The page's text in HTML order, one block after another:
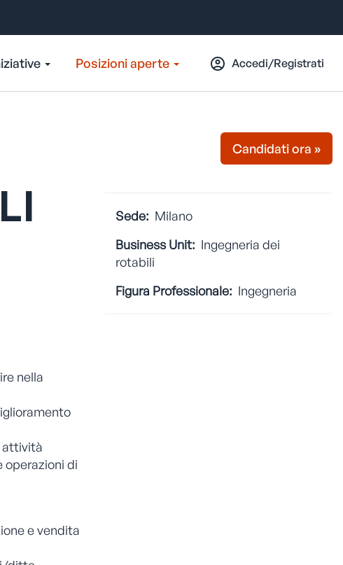
Posizioni aperte Accedi/Registrati
Candidati ora »
nella
attività
operazioni di
e vendita
Sede: Milano
Business Unit: Ingegneria dei
rotabili
Figura Professionale: Ingegneria